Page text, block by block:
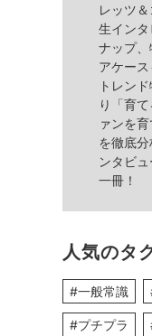
レッツ
生イン
ナップ
アケー
トレン
り「育
ァンを
を徹底
ンタビ
一冊！
人気のタ
#一般常識
#プチプラ